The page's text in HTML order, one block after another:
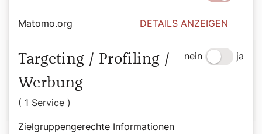
Bernadette Spitzer
Matomo.org DETAILS ANZEIGEN
Targeting / Profiling /
Werbung
( 1 Service )
Zielgruppengerechte Informationen
nein ja